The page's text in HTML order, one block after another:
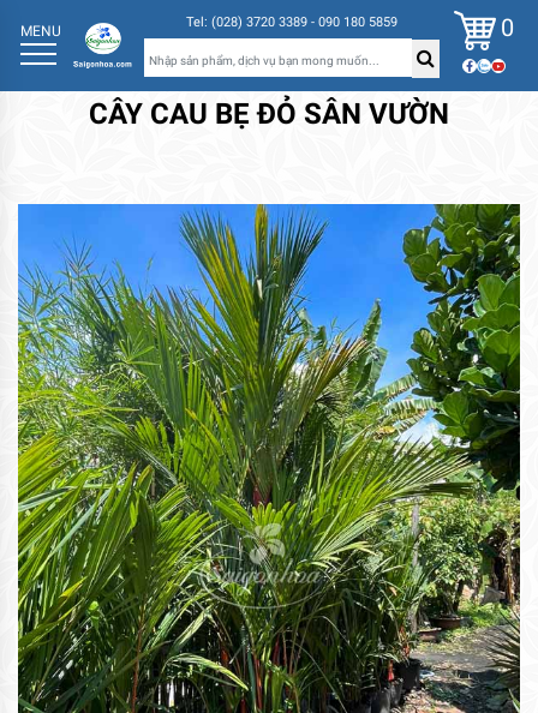
MENU Tel: (028) 3720 3389 - 090 180 5859 0
CÂY CAU BẸ ĐỎ SÂN VƯỜN